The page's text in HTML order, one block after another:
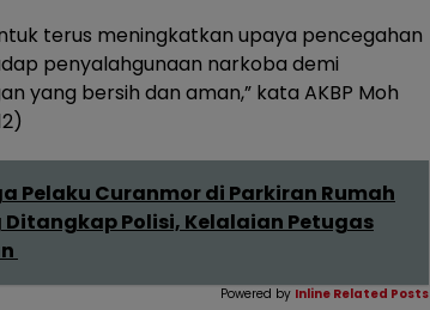
terus meningkatkan upaya pencegahan
penyalahgunaan narkoba demi
yang bersih dan aman,” kata AKBP Moh
Pelaku Curanmor di Parkiran Rumah
Polisi, Kelalaian Petugas
Powered by Inline Related Posts